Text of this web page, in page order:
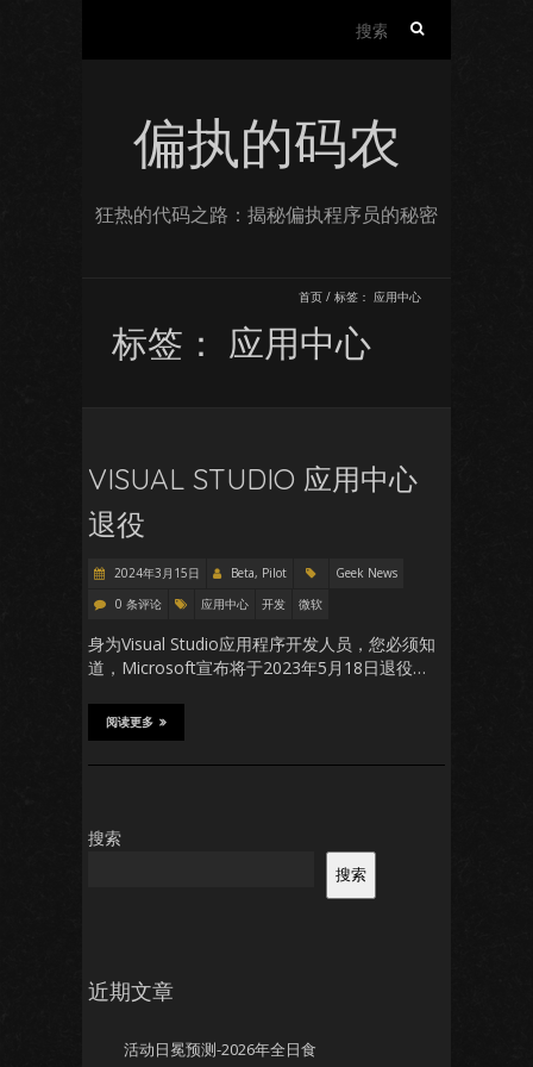
偏执的码农
狂热的代码之路：揭秘偏执程序员的秘密
首页 / 标签： 应用中心
标签： 应用中心
VISUAL STUDIO 应用中心
退役
2024年3月15日 Beta, Pilot
Geek News
0 条评论
应用中心 开发 微软
身为Visual Studio应用程序开发人员，您必须知
道，Microsoft宣布将于2023年5月18日退役…
阅读更多
搜索
搜索
近期文章
活动日冕预测-2026年全日食